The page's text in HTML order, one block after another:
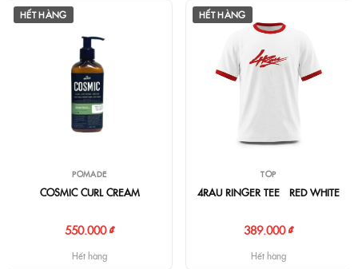
HẾT HÀNG
POMADE
COSMIC CURL CREAM
550.000 ₫
Hết hàng
HẾT HÀNG
TOP
4RAU RINGER TEE - RED WHITE
389.000 ₫
Hết hàng